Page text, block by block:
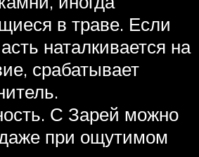
в траве. Если
наталкивается на
срабатывает
С Зарей можно
при ощутимом